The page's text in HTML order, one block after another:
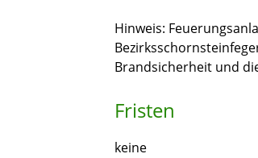
Hinweis:
Brandsicherheit und
Fristen
keine